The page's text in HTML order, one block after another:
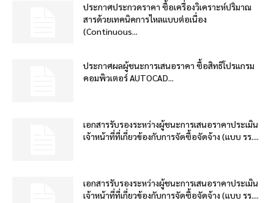
ประกาศประกวดราคา ซื้อเครื่องวิเคราะห์ปริมาณ
สารด้วยเทคนิคการไหลแบบต่อเนื่อง
(Continuous...
ประกาศผลผู้ชนะการเสนอราคา ซื้อสิทธิโปรแกรม
คอมพิวเตอร์ AUTOCAD...
เอกสารรับรองระหว่างผู้ชนะการเสนอราคาประเมิน
เจ้าหน้าที่ที่เกี่ยวข้องกับการจัดซื้อจัดจ้าง (แบบ รร....
เอกสารรับรองระหว่างผู้ชนะการเสนอราคาประเมิน
เจ้าหน้าที่ที่เกี่ยวข้องกับการจัดซื้อจัดจ้าง (แบบ รร....